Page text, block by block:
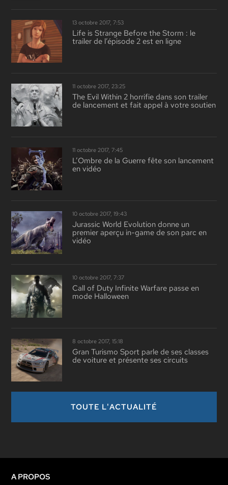
13 octobre 2017, 7:53
Life is Strange Before the Storm : le
trailer de l’épisode 2 est en ligne
11 octobre 2017, 23:25
The Evil Within 2 horrifie dans son trailer
de lancement et fait appel à votre soutien
11 octobre 2017, 7:45
L’Ombre de la Guerre fête son lancement
en vidéo
10 octobre 2017, 19:43
Jurassic World Evolution donne un
premier aperçu in-game de son parc en
vidéo
10 octobre 2017, 7:37
Call of Duty Infinite Warfare passe en
mode Halloween
8 octobre 2017, 15:18
Gran Turismo Sport parle de ses classes
de voiture et présente ses circuits
TOUTE L'ACTUALITÉ
A PROPOS